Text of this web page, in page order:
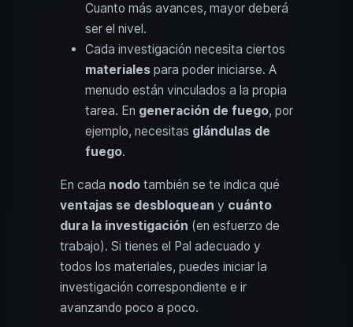
Cuanto más avances, mayor deberá
ser el nivel.
Cada investigación necesita ciertos
materiales para poder iniciarse. A
menudo están vinculados a la propia
tarea. En generación de fuego, por
ejemplo, necesitas glándulas de
fuego.
En cada nodo también se te indica qué
ventajas se desbloquean y cuánto
dura la investigación (en esfuerzo de
trabajo). Si tienes el Pal adecuado y
todos los materiales, puedes iniciar la
investigación correspondiente e ir
avanzando poco a poco.